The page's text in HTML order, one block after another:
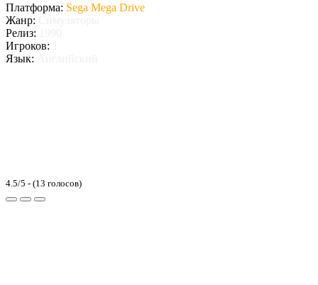
Платформа: Sega Mega Drive
Жанр:
Релиз:
Игроков:
Язык:
4.5/5 - (13 голосов)